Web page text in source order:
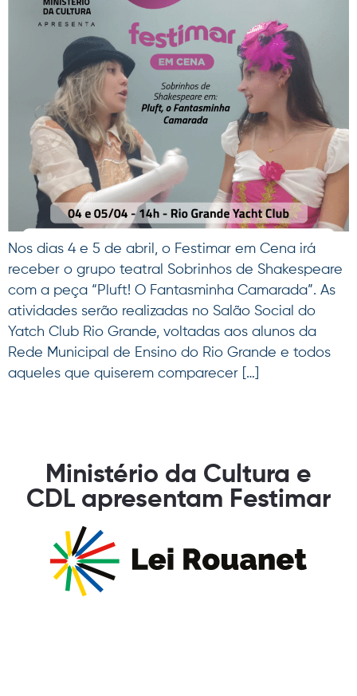
Nos dias 4 e 5 de abril, o Festimar em Cena irá
receber o grupo teatral Sobrinhos de Shakespeare
com a peça “Pluft! O Fantasminha Camarada”. As
atividades serão realizadas no Salão Social do
Yatch Club Rio Grande, voltadas aos alunos da
Rede Municipal de Ensino do Rio Grande e todos
aqueles que quiserem comparecer […]
Ministério da Cultura e
CDL apresentam Festimar